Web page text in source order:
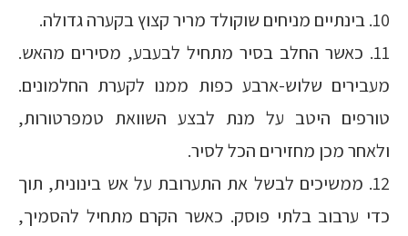
10. בינתיים מניחים שוקולד מריר קצוץ בקערה גדולה.
11. כאשר החלב בסיר מתחיל לבעבע, מסירים מהאש.
מעבירים שלוש-ארבע כפות ממנו לקערת החלמונים.
טורפים היטב על מנת לבצע השוואת טמפרטורות,
ולאחר מכן מחזירים הכל לסיר.
12. ממשיכים לבשל את התערובת על אש בינונית, תוך
כדי ערבוב בלתי פוסק. כאשר הקרם מתחיל להסמיך,